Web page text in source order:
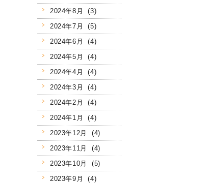
2024年8月 (3)
2024年7月 (5)
2024年6月 (4)
2024年5月 (4)
2024年4月 (4)
2024年3月 (4)
2024年2月 (4)
2024年1月 (4)
2023年12月 (4)
2023年11月 (4)
2023年10月 (5)
2023年9月 (4)